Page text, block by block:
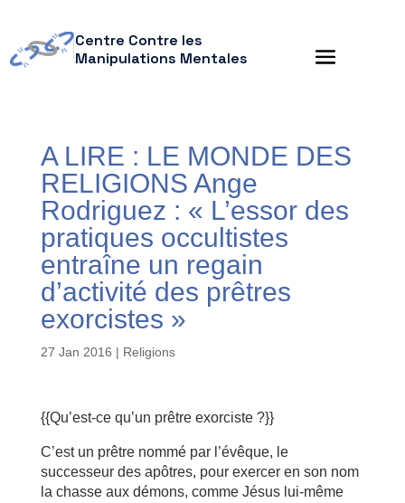
Centre Contre les
Manipulations Mentales
A LIRE : LE MONDE DES
RELIGIONS Ange
Rodriguez : « L’essor des
pratiques occultistes
entraîne un regain
d’activité des prêtres
exorcistes »
27 Jan 2016 | Religions
{{Qu’est-ce qu’un prêtre exorciste ?}}
C’est un prêtre nommé par l’évêque, le
successeur des apôtres, pour exercer en son nom
la chasse aux démons, comme Jésus lui-même